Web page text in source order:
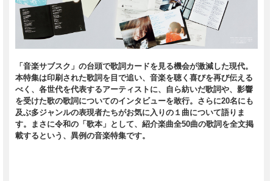
「音楽サブスク」の台頭で歌詞カードを見る機会が激減した現代。
本特集は印刷された歌詞を目で追い、音楽を聴く喜びを再び伝える
べく、各世代を代表するアーティストに、自ら紡いだ歌詞や、影響
を受けた歌の歌詞についてのインタビューを敢行。さらに20名にも
及ぶ多ジャンルの表現者たちがお気に入りの１曲について語りま
す。まさに令和の「歌本」として、紹介楽曲全50曲の歌詞を全文掲
載するという、異例の音楽特集です。